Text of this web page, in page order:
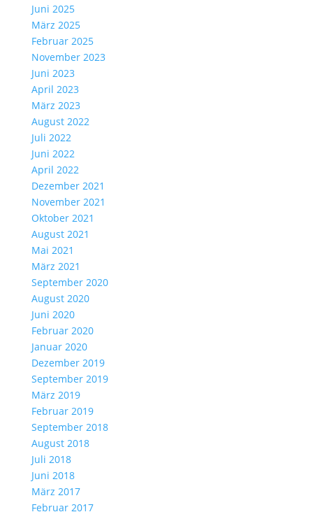
Juni 2025
März 2025
Februar 2025
November 2023
Juni 2023
April 2023
März 2023
August 2022
Juli 2022
Juni 2022
April 2022
Dezember 2021
November 2021
Oktober 2021
August 2021
Mai 2021
März 2021
September 2020
August 2020
Juni 2020
Februar 2020
Januar 2020
Dezember 2019
September 2019
März 2019
Februar 2019
September 2018
August 2018
Juli 2018
Juni 2018
März 2017
Februar 2017